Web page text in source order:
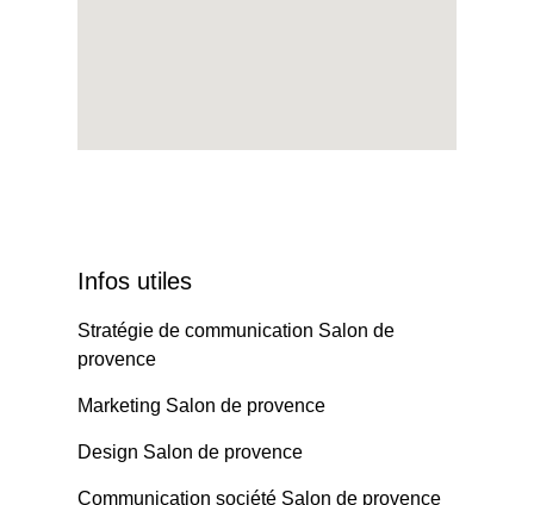
Infos utiles
Stratégie de communication Salon de
provence
Marketing Salon de provence
Design Salon de provence
Communication société Salon de provence